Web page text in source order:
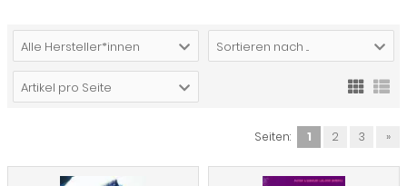
Alle Hersteller*innen Sortieren nach ...
Artikel pro Seite
Seiten: 1 2 3 »